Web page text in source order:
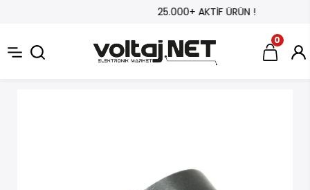
25.000+ AKTİF ÜRÜN !
0